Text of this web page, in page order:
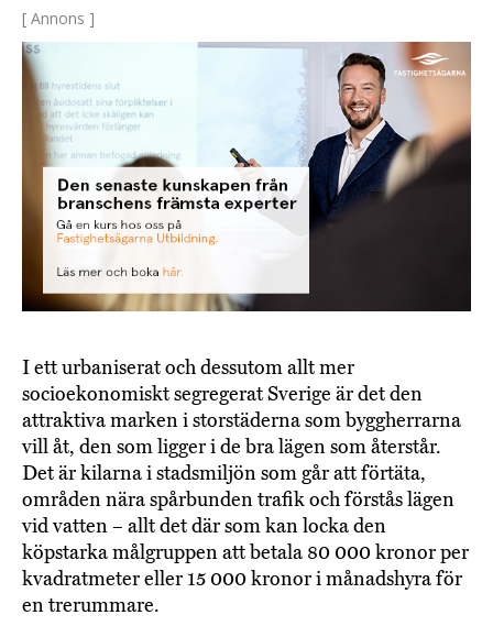
[ Annons ]
I ett urbaniserat och dessutom allt mer
socioekonomiskt segregerat Sverige är det den
attraktiva marken i storstäderna som byggherrarna
vill åt, den som ligger i de bra lägen som återstår.
Det är kilarna i stadsmiljön som går att förtäta,
områden nära spårbunden trafik och förstås lägen
vid vatten – allt det där som kan locka den
köpstarka målgruppen att betala 80 000 kronor per
kvadratmeter eller 15 000 kronor i månadshyra för
en trerummare.